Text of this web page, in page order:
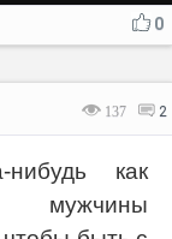
0
137 2
как
мужчины